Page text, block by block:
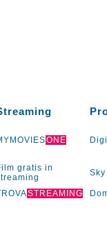
ONE
gratis in
Sky
STREAMING